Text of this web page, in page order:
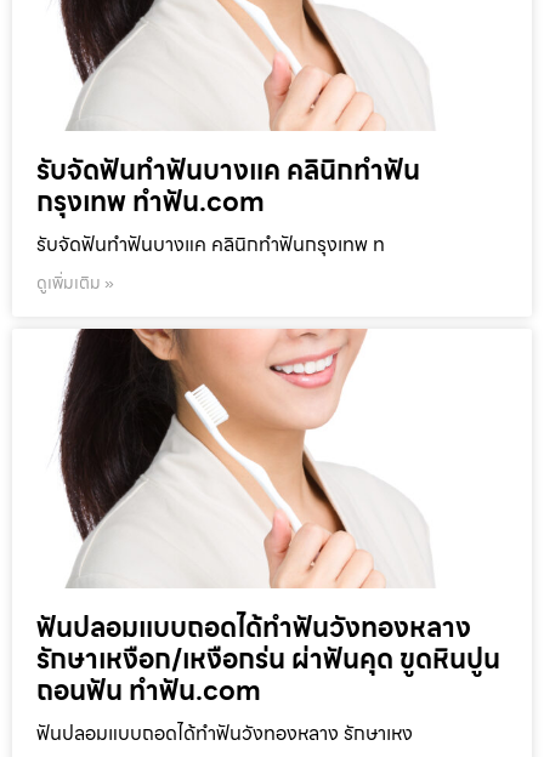
รับจัดฟันทำฟันบางแค คลินิกทำฟัน
กรุงเทพ ทำฟัน.com
รับจัดฟันทำฟันบางแค คลินิกทำฟันกรุงเทพ ท
ดูเพิ่มเติม »
ฟันปลอมแบบถอดได้ทำฟันวังทองหลาง
รักษาเหงือก/เหงือกร่น ผ่าฟันคุด ขูดหินปูน
ถอนฟัน ทำฟัน.com
ฟันปลอมแบบถอดได้ทำฟันวังทองหลาง รักษาเหง